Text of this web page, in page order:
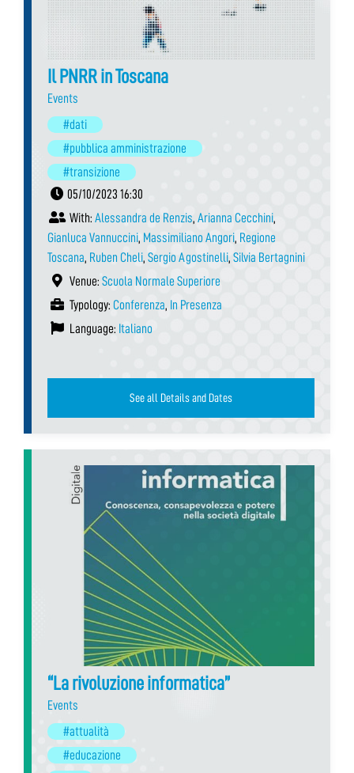
Il PNRR in Toscana
Events
#dati
#pubblica amministrazione
#transizione
05/10/2023 16:30
With: Alessandra de Renzis, Arianna Cecchini,
Gianluca Vannuccini, Massimiliano Angori, Regione
Toscana, Ruben Cheli, Sergio Agostinelli, Silvia Bertagnini
Venue: Scuola Normale Superiore
Typology: Conferenza, In Presenza
Language: Italiano
See all Details and Dates
“La rivoluzione informatica”
Events
#attualità
#educazione